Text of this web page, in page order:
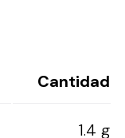
Cantidad
1.4 g